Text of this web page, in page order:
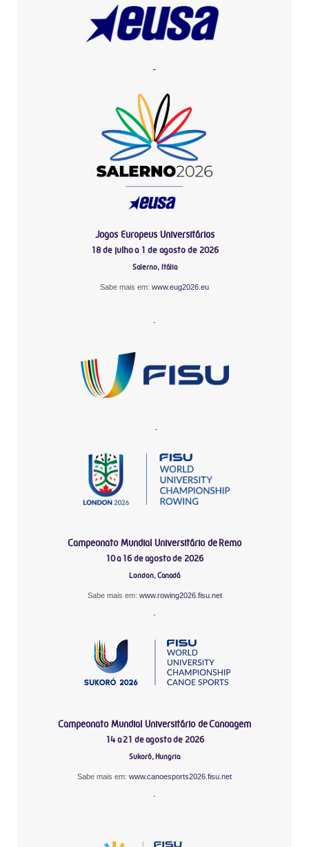
-
Jogos Europeus Universitários
18 de julho a 1 de agosto de 2026
Salerno, Itália
Sabe mais em: www.eug2026.eu
-
-
Campeonato Mundial Universitário de Remo
10 a 16 de agosto de 2026
London, Canadá
Sabe mais em: www.rowing2026.fisu.net
-
Campeonato Mundial Universitário de Canoagem
14 a 21 de agosto de 2026
Sukoró, Hungria
Sabe mais em: www.canoesports2026.fisu.net
-